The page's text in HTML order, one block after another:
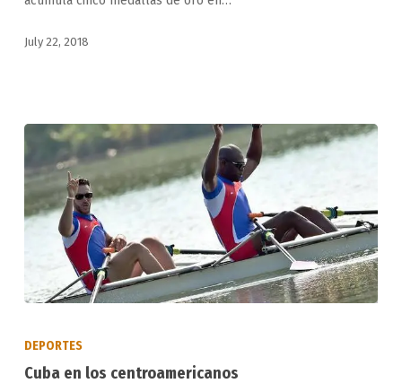
July 22, 2018
en
DEPORTES
Cuba en los centroamericanos